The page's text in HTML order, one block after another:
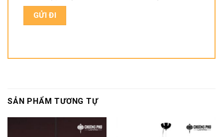
SẢN PHẨM TƯƠNG TỰ